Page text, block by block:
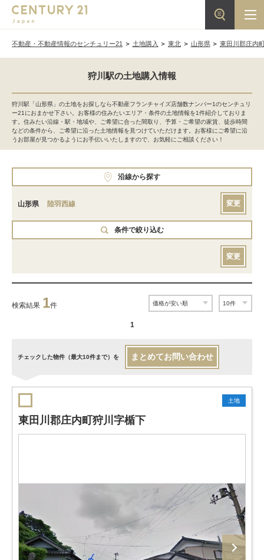
不動産・不動産情報のセンチュリー21 土地購入 東北 山形県 東田川郡庄内
狩川駅の土地購入情報
狩川駅「山形県」の土地をお探しなら不動産フランチャイズ店舗数ナンバー1のセンチュリ
ー21におまかせ下さい。お客様の住みたいエリア・条件の土地情報を1件紹介しておりま
す。住みたい沿線・駅・地域や、ご希望に合った間取り、予算・ご希望の家賃、徒歩時間
などの条件から、ご希望に沿った土地情報を見つけていただけます。お客様にご希望に沿
うお部屋が見つかるようにお手伝いいたしますので、お気軽にご相談ください！
沿線から探す
山形県 陸羽西線 変更
条件で絞り込む
変更
検索結果 1件
1
チェックした物件（最大10件まで）を まとめてお問い合わせ
土地
東田川郡庄内町狩川字楯下